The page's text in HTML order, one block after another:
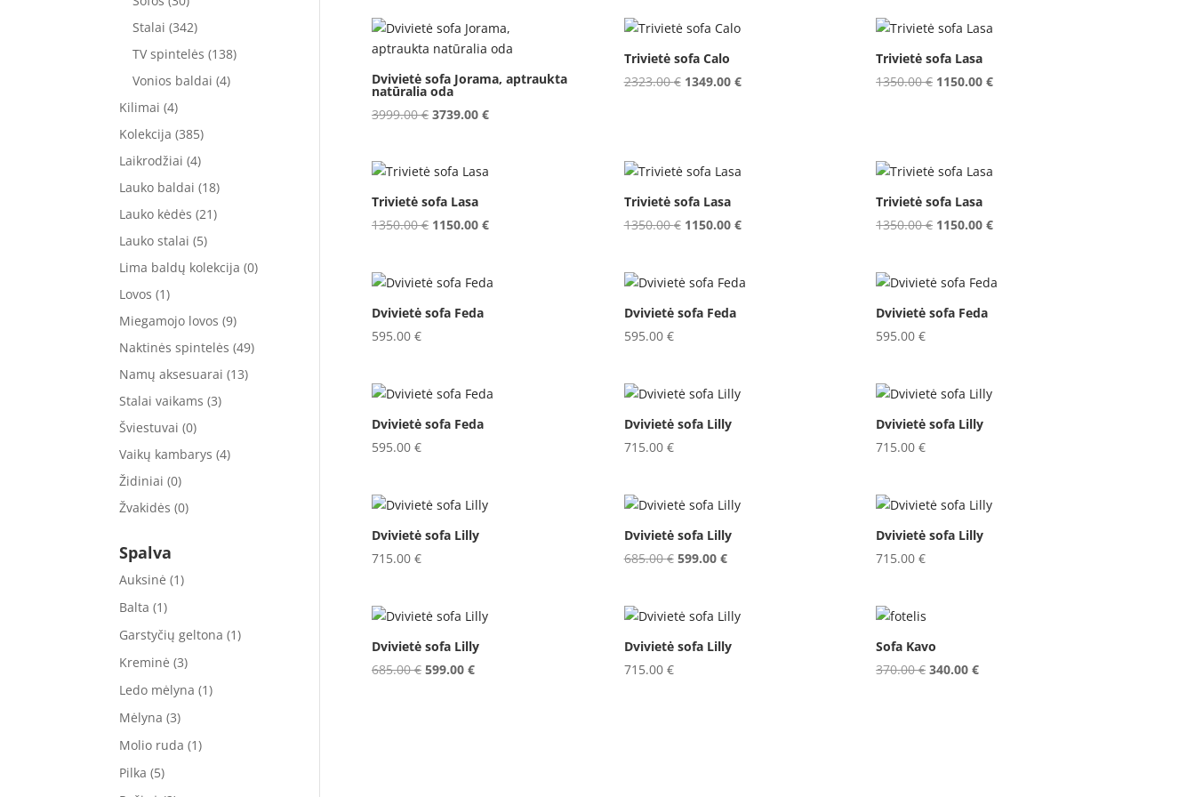
1299.00 €.1015.00 €.
4799.00 €.
Dvivietė sofa Jorama, aptraukta
natūralia oda
3999.00€ Original
3999.00 €.
3739.00 €Current
3739.00 €.
Trivietė sofa Calo
2323.00€ Original
1349.00 €Current
Trivietė sofa Lasa
1350.00€ Original
1150.00€Current
Trivietė sofa Lasa
1350.00€ Original
1350.00 €.
1150.00 €Current
1150.00 €.
Trivietė sofa Lasa
1350.00€ Original
1350.00 €.
1150.00 €Current
1150.00 €.
Trivietė sofa Lasa
1350.00€ Original
1350.00 €.
1150.00€Current
1150.00 €.
Dvivietė sofa Feda
595.00 €
Dvivietė sofa Feda
595.00 €
Dvivietė sofa Feda
595.00€
Dvivietė sofa Feda
595.00 €
Dvivietė sofa Lilly
715.00 €
Dvivietė sofa Lilly
715.00€
Dvivietė sofa Lilly
715.00 €
Dvivietė sofa Lilly
685.00€ Original
685.00 €.
599.00 €Current
599.00 €.
Dvivietė sofa Lilly
715.00€
Dvivietė sofa Lilly
685.00€ Original
599.00 €Current
Dvivietė sofa Lilly
715.00 €
Sofa Kavo
370.00€ Original
340.00€Current
Stalai (342)
TV spintelės (138)
Vonios baldai (4)
Kilimai (4)
Kolekcija (385)
Laikrodžiai (4)
Lauko baldai (18)
Lauko kėdės (21)
Lauko stalai (5)
Lima baldų kolekcija (0)
Lovos (1)
Miegamojo lovos (9)
Naktinės spintelės (49)
Namų aksesuarai (13)
Stalai vaikams (3)
Šviestuvai (0)
Vaikų kambarys (4)
Židiniai (0)
Žvakidės (0)
Spalva
Auksinė (1)
Balta (1)
Garstyčių geltona (1)
Kreminė (3)
Ledo mėlyna (1)
Mėlyna (3)
Molio ruda (1)
Pilka (5)